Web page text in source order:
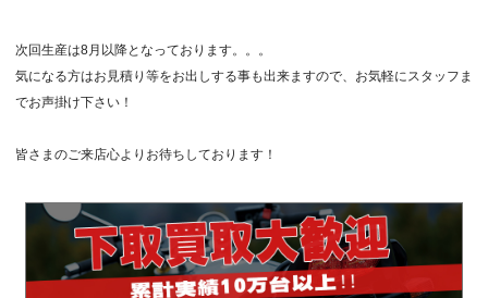
次回生産は8月以降となっております。。。
気になる方はお見積り等をお出しする事も出来ますので、お気軽にスタッフま
でお声掛け下さい！
皆さまのご来店心よりお待ちしております！